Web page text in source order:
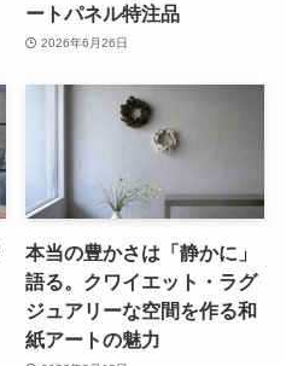
ートパネル特注品
2026年6月26日
本当の豊かさは「静かに」
語る。クワイエット・ラグ
ジュアリーな空間を作る和
紙アートの魅力